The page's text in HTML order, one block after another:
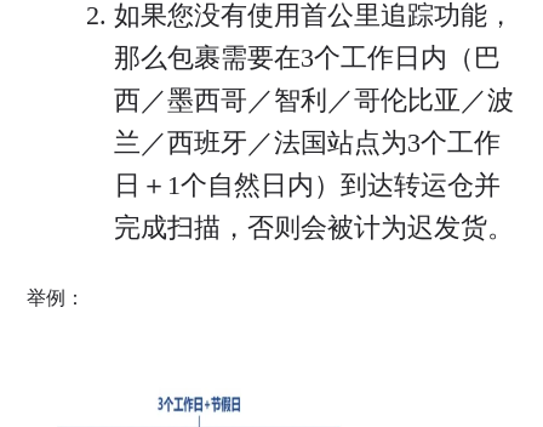
如果您没有使用首公里追踪功能，
那么包裹需要在3个工作日内（巴
西／墨西哥／智利／哥伦比亚／波
兰／西班牙／法国站点为3个工作
日＋1个自然日内）到达转运仓并
完成扫描，否则会被计为迟发货。
举例：